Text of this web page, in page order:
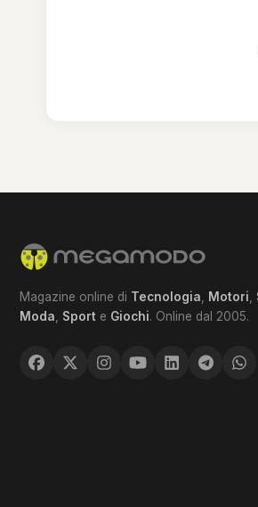
Magazine online di Tecnologia Motori
Moda
Sport e Giochi. Online dal 2005.